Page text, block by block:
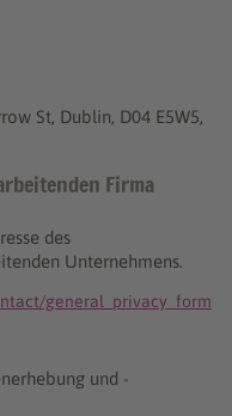
St, Dublin, D04 E5W5,
Firma
des
Unternehmens.
general_privacy_form
und -